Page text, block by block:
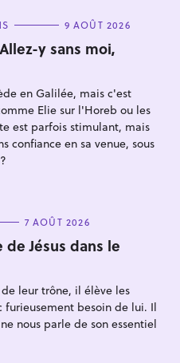
9 AOÛT 2026
y sans moi,
en Galilée, mais c'est
Elie sur l'Horeb ou les
est parfois stimulant, mais
confiance en sa venue, sous
7 AOÛT 2026
de Jésus dans le
leur trône, il élève les
besoin de lui. Il
nous parle de son essentiel